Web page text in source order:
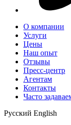
О компании
Услуги
Цены
Наш опыт
Отзывы
Пресс-центр
Агентам
Контакты
Часто
Русский English